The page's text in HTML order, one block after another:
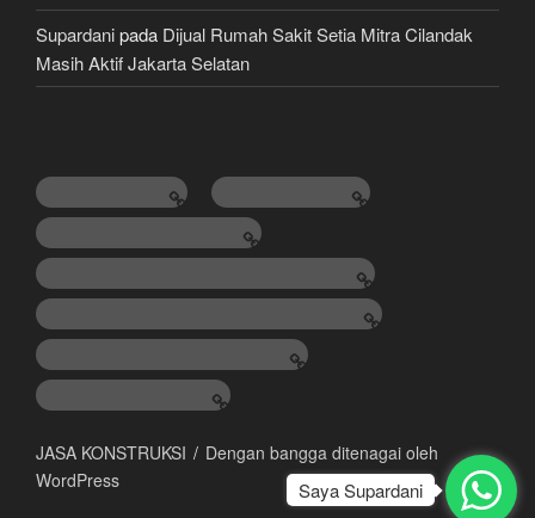
Supardanipada Dijual Rumah Sakit Setia Mitra Cilandak
Masih Aktif Jakarta Selatan
TANAH DIJUAL
RUMAH DIJUAL
HOTEL & VILLA DIJUAL
LAHAN / TEMPAT BISNIS / GEDUNG
KONSULTAN PROPERTY & LAWYER
JUAL, BELI & KREDIT MOBIL
JASA KONSTRUKSI
JASA KONSTRUKSI
Dengan bangga ditenagai oleh
WordPress
Saya Supardani